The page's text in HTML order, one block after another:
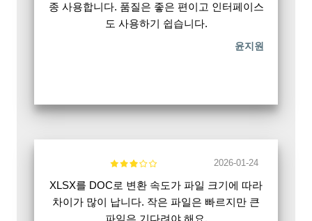
종 사용합니다. 품질은 좋은 편이고 인터페이스
도 사용하기 쉽습니다.
윤지원
2026-01-24
XLSX를 DOC로 변환 속도가 파일 크기에 따라
차이가 많이 납니다. 작은 파일은 빠르지만 큰